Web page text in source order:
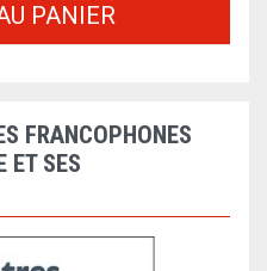
PANIER
FRANCOPHONES
ET SES